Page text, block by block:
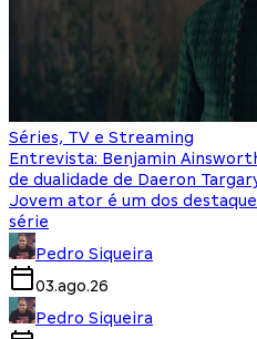
Séries, TV e Streaming
Entrevista: Benjamin
de dualidade de Daeron
Jovem ator é um dos
série
Pedro Siqueira
03.ago.26
Pedro Siqueira